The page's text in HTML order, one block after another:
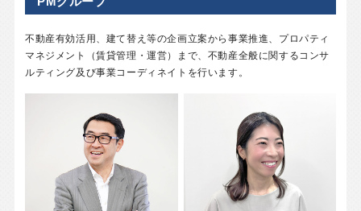
不動産有効活用、建て替え等の企画立案から事業推進、プロパティ
マネジメント（賃貸管理・運営）まで、不動産全般に関するコンサ
ルティング及び事業コーディネイトを行います。